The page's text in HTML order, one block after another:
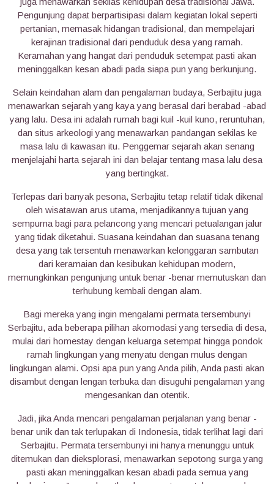
Pengunjung dapat berpartisipasi dalam kegiatan lokal seperti
pertanian, memasak hidangan tradisional, dan mempelajari
kerajinan tradisional dari penduduk desa yang ramah.
Keramahan yang hangat dari penduduk setempat pasti akan
meninggalkan kesan abadi pada siapa pun yang berkunjung.
Selain keindahan alam dan pengalaman budaya, Serbajitu juga
menawarkan sejarah yang kaya yang berasal dari berabad -abad
yang lalu. Desa ini adalah rumah bagi kuil -kuil kuno, reruntuhan,
dan situs arkeologi yang menawarkan pandangan sekilas ke
masa lalu di kawasan itu. Penggemar sejarah akan senang
menjelajahi harta sejarah ini dan belajar tentang masa lalu desa
yang bertingkat.
Terlepas dari banyak pesona, Serbajitu tetap relatif tidak dikenal
oleh wisatawan arus utama, menjadikannya tujuan yang
sempurna bagi para pelancong yang mencari petualangan jalur
yang tidak diketahui. Suasana keindahan dan suasana tenang
desa yang tak tersentuh menawarkan kelonggaran sambutan
dari keramaian dan kesibukan kehidupan modern,
memungkinkan pengunjung untuk benar -benar memutuskan dan
terhubung kembali dengan alam.
Bagi mereka yang ingin mengalami permata tersembunyi
Serbajitu, ada beberapa pilihan akomodasi yang tersedia di desa,
mulai dari homestay dengan keluarga setempat hingga pondok
ramah lingkungan yang menyatu dengan mulus dengan
lingkungan alami. Opsi apa pun yang Anda pilih, Anda pasti akan
disambut dengan lengan terbuka dan disuguhi pengalaman yang
mengesankan dan otentik.
Jadi, jika Anda mencari pengalaman perjalanan yang benar -
benar unik dan tak terlupakan di Indonesia, tidak terlihat lagi dari
Serbajitu. Permata tersembunyi ini hanya menunggu untuk
ditemukan dan dieksplorasi, menawarkan sepotong surga yang
pasti akan meninggalkan kesan abadi pada semua yang